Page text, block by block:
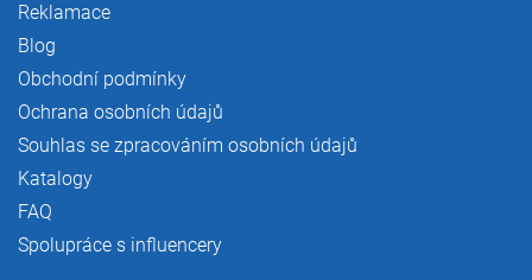
Reklamace
Blog
Obchodní podmínky
Ochrana osobních údajů
Souhlas se zpracováním osobních údajů
Katalogy
FAQ
Spolupráce s influencery